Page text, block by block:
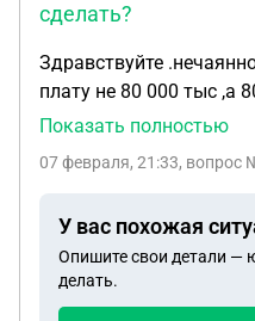
сделать?
Здравствуйте
плату не 80 000 тыс ,а
заметила Займ просрочен нас113 дней,пришло
уголовном деле по
тыс. Дознователь сказал грозит до 2х лет
лишения свободы,что
Показать полностью
07 февраля, 21:33, вопрос
У вас похожая
Опишите свои детали —
делать.